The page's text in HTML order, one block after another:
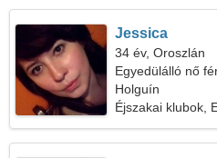
Jessica
34 év, Oroszlán
Egyedülálló nő
Holguín
Éjszakai klubok,